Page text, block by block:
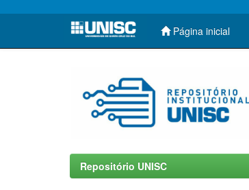
Skip
Página inicial
Repositório UNISC